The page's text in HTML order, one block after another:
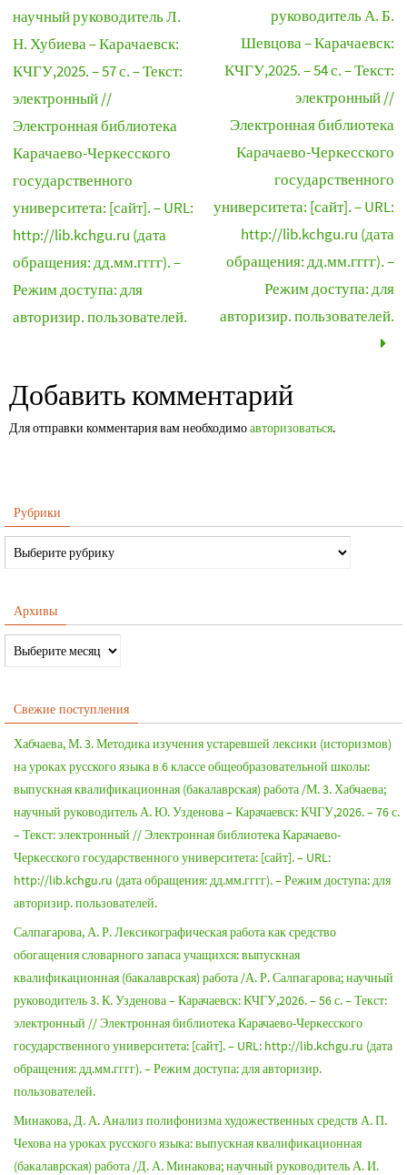
научный руководитель Л.
Н. Хубиева – Карачаевск:
КЧГУ,2025. – 57 с. – Текст:
электронный //
Электронная библиотека
Карачаево-Черкесского
государственного
университета: [сайт]. – URL:
http://lib.kchgu.ru (дата
обращения: дд.мм.гггг). –
Режим доступа: для
авторизир. пользователей.
руководитель А. Б.
Шевцова – Карачаевск:
КЧГУ,2025. – 54 с. – Текст:
электронный //
Электронная библиотека
Карачаево-Черкесского
государственного
университета: [сайт]. – URL:
http://lib.kchgu.ru (дата
обращения: дд.мм.гггг). –
Режим доступа: для
авторизир. пользователей.
Добавить комментарий
Для отправки комментария вам необходимоавторизоваться.
Рубрики
Архивы
Свежие поступления
Хабчаева, М. 3. Методика изучения устаревшей лексики (историзмов)
на уроках русского языка в 6 классе общеобразовательной школы:
выпускная квалификационная (бакалаврская) работа /М. 3. Хабчаева;
научный руководитель А. Ю. Узденова – Карачаевск: КЧГУ,2026. – 76 с.
– Текст: электронный // Электронная библиотека Карачаево-
Черкесского государственного университета: [сайт]. – URL:
http://lib.kchgu.ru (дата обращения: дд.мм.гггг). – Режим доступа: для
авторизир. пользователей.
Салпагарова, А. Р. Лексикографическая работа как средство
обогащения словарного запаса учащихся: выпускная
квалификационная (бакалаврская) работа /А. Р. Салпагарова; научный
руководитель 3. К. Узденова – Карачаевск: КЧГУ,2026. – 56 с. – Текст:
электронный // Электронная библиотека Карачаево-Черкесского
государственного университета: [сайт]. – URL: http://lib.kchgu.ru (дата
обращения: дд.мм.гггг). – Режим доступа: для авторизир.
пользователей.
Минакова, Д. А. Анализ полифонизма художественных средств А. П.
Чехова на уроках русского языка: выпускная квалификационная
(бакалаврская) работа /Д. А. Минакова; научный руководитель А. И.